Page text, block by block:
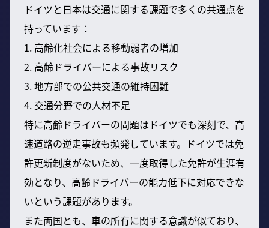
ドイツと日本は交通に関する課題で多くの共通点を
持っています：
1. 高齢化社会による移動弱者の増加
2. 高齢ドライバーによる事故リスク
3. 地方部での公共交通の維持困難
4. 交通分野での人材不足
特に高齢ドライバーの問題はドイツでも深刻で、高
速道路の逆走事故も頻発しています。ドイツでは免
許更新制度がないため、一度取得した免許が生涯有
効となり、高齢ドライバーの能力低下に対応できな
いという課題があります。
また両国とも、車の所有に関する意識が似ており、